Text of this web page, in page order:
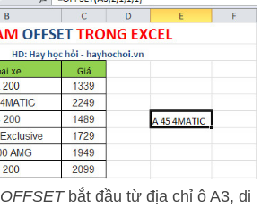
OFFSETbắt đầu từ địa chỉ ô A3, di